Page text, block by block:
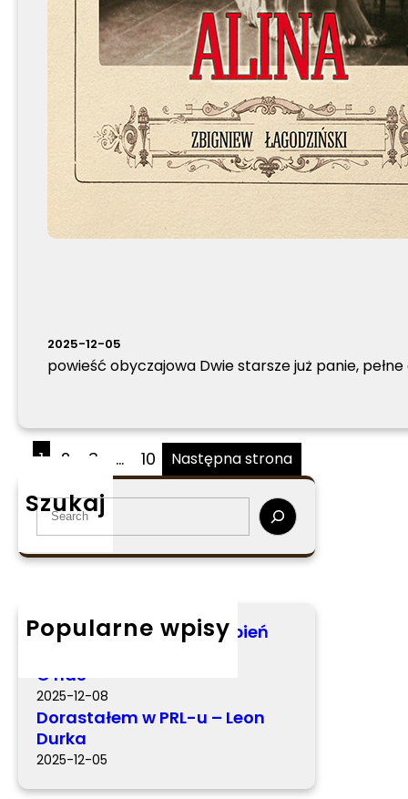
2025-12-05
powieść obyczajowa Dwie starsze już panie,
1 2 3 … 10 Następna strona
Szukaj
S
e
a
h
Popularne wpisy
Miś Kabiś – Elżbieta Stępień
O nas
2025-12-08
Dorastałem w PRL-u – Leon
Durka
2025-12-05